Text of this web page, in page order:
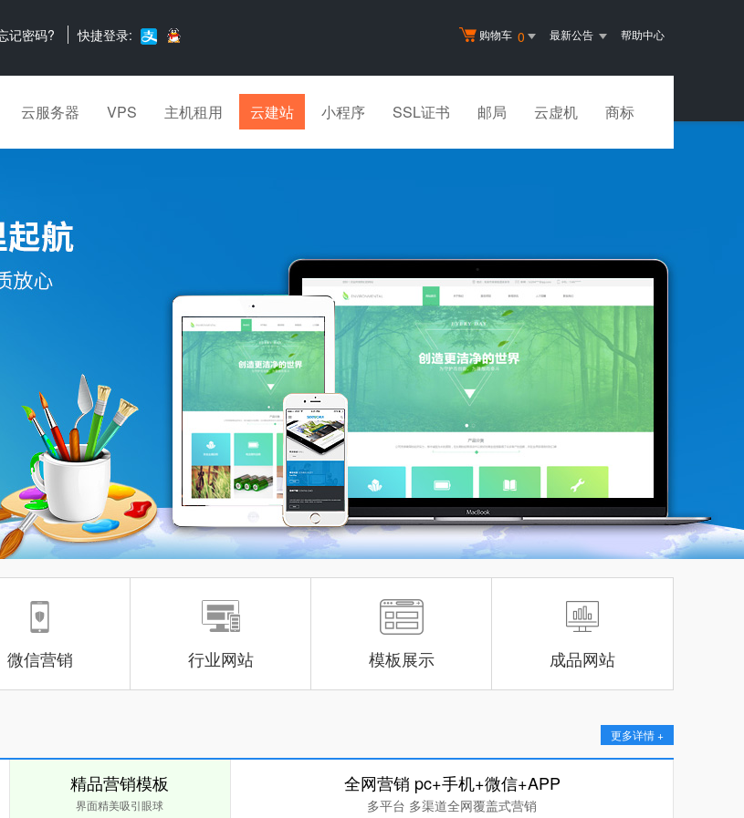
购物车 0 最新公告 帮助中心
记密码? 快捷登录:
云服务器 VPS 主机租用 云建站 小程序 SSL证书 邮局 云虚机 商标
微信营销 行业网站 模板展示 成品网站
更多详情 +
全网营销 pc+手机+微信+APP
多平台 多渠道全网覆盖式营销
精品营销模板
界面精美吸引眼球